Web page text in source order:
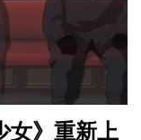
女》重新上